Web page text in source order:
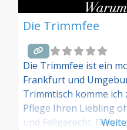
Die Trimmfee
Die Trimmfee ist ein
Frankfurt und
Trimmtisch komme ich
Pflege Ihren Liebling
und Fellgerecht.